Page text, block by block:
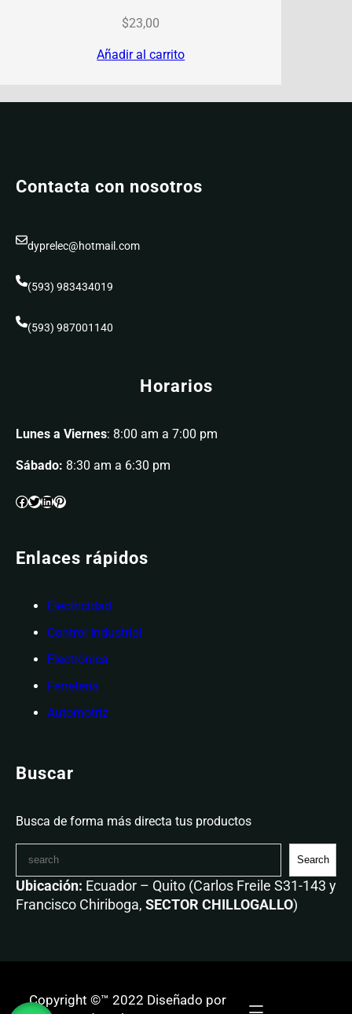
$23,00
Añadir al carrito
Contacta con nosotros
dyprelec@hotmail.com
(593) 983434019
(593) 987001140
Horarios
Lunes a Viernes: 8:00 am a 7:00 pm
Sábado: 8:30 am a 6:30 pm
Enlaces rápidos
Electricidad
Control Industrial
Electrónica
Ferretería
Automotriz
Buscar
Busca de forma más directa tus productos
Search
Ubicación: Ecuador – Quito (Carlos Freile S31-143 y
Francisco Chiriboga, SECTOR CHILLOGALLO)
Copyright ©™ 2022 Diseñado por